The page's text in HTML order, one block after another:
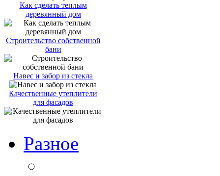
Как сделать теплым
деревянный дом
Строительство собственной
бани
Навес и забор из стекла
Качественные утеплители
для фасадов
Разное